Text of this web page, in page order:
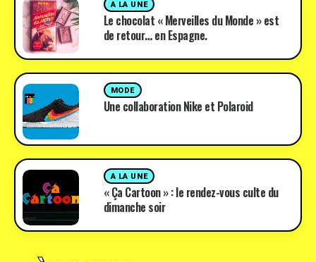
A LA UNE
Le chocolat « Merveilles du Monde » est
de retour… en Espagne.
MODE
Une collaboration Nike et Polaroid
A LA UNE
« Ça Cartoon » : le rendez-vous culte du
dimanche soir